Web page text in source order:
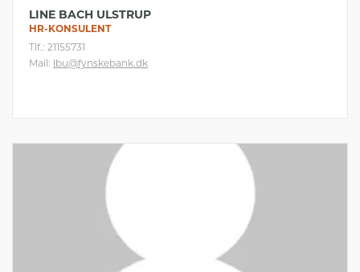
LINE BACH ULSTRUP
HR-KONSULENT
Tlf.: 21155731
Mail: lbu@fynskebank.dk